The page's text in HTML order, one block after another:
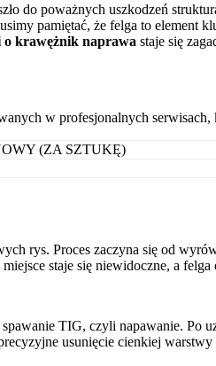
do poważnych uszkodzeń
pamiętać, że felga to element
o krawężnik naprawa staje się
w profesjonalnych
(ZA SZTUKĘ)
rys. Proces zaczyna się od
staje się niewidoczne, a
TIG, czyli napawanie.
usunięcie cienkiej